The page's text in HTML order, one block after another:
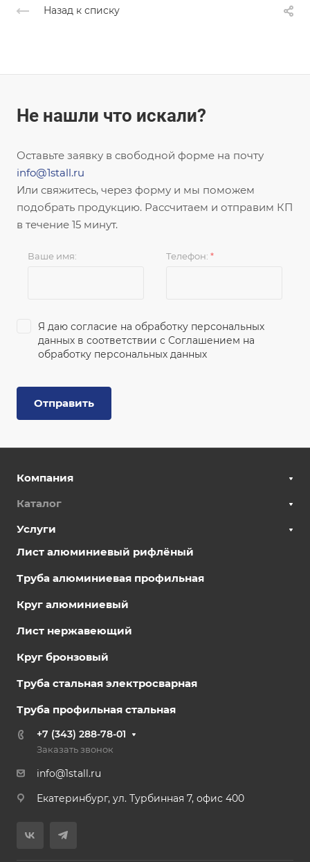
Назад к списку
Не нашли что искали?
Оставьте заявку в свободной форме на почту
info@1stall.ru
Или свяжитесь, через форму и мы поможем
подобрать продукцию. Рассчитаем и отправим КП
в течение 15 минут.
Ваше имя: Телефон: *
Я даю согласие на обработку персональных
данных в соответствии с Соглашением на
обработку персональных данных
Отправить
Компания
Каталог
Услуги
Лист алюминиевый рифлёный
Труба алюминиевая профильная
Круг алюминиевый
Лист нержавеющий
Круг бронзовый
Труба стальная электросварная
Труба профильная стальная
+7 (343) 288-78-01
Заказать звонок
info@1stall.ru
Екатеринбург, ул. Турбинная 7, офис 400